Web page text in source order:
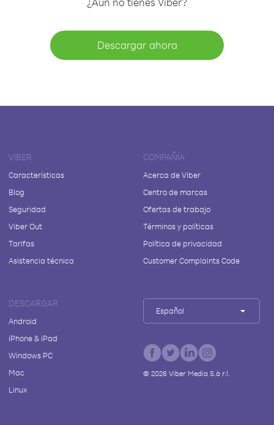
Descargar ahora
VIBER
Características
Blog
Seguridad
Viber Out
Tarifas
Asistencia técnica
COMPAÑÍA
Acerca de Viber
Centro de marcas
Ofertas de trabajo
Términos y políticas
Política de privacidad
Customer Complaints Code
DESCARGAR
Android
iPhone & iPad
Windows PC
Mac
Linux
Español
© 2026Viber Media S.à r.l.